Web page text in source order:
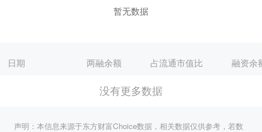
暂无数据
日期 两融余额 占流通市值比 融资余
没有更多数据
声明：本信息来源于东方财富Choice数据，相关数据仅供参考，若数